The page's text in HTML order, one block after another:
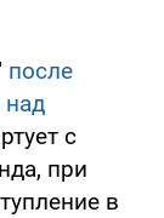
после
с
при
в